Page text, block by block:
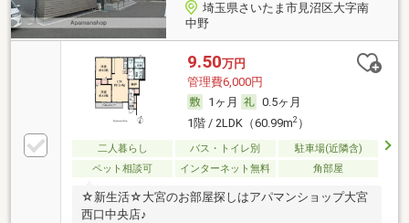
埼玉県さいたま市見沼区大字南
中野
9.50万円
管理費6,000円
1ヶ月
0.5ヶ月
1階 / 2LDK（60.99m2）
二人暮らし バス・トイレ別
駐車場(近隣含)
ペット相談可
インターネット無料 角部屋
☆新生活☆大宮のお部屋探しはアパマンショップ大宮
西口中央店♪